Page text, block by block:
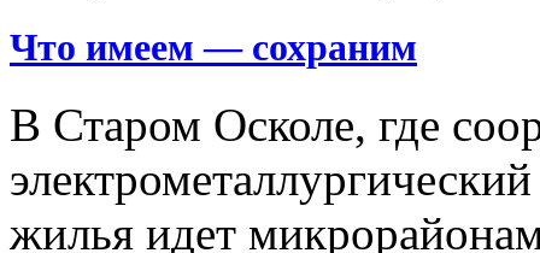
Что имеем — сохраним
В Старом Осколе, где
жилья идет